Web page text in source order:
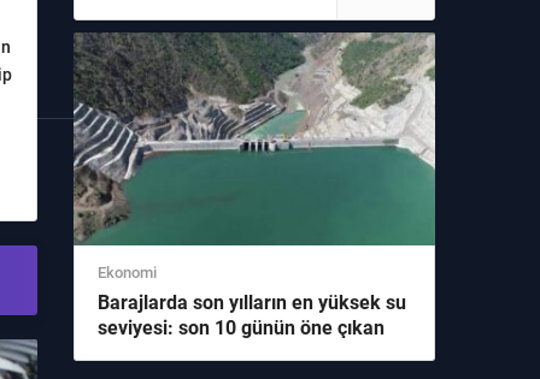
Warning
Ekonomi
Barajlarda son yılların en yüksek su
seviyesi: son 10 günün öne çıkan